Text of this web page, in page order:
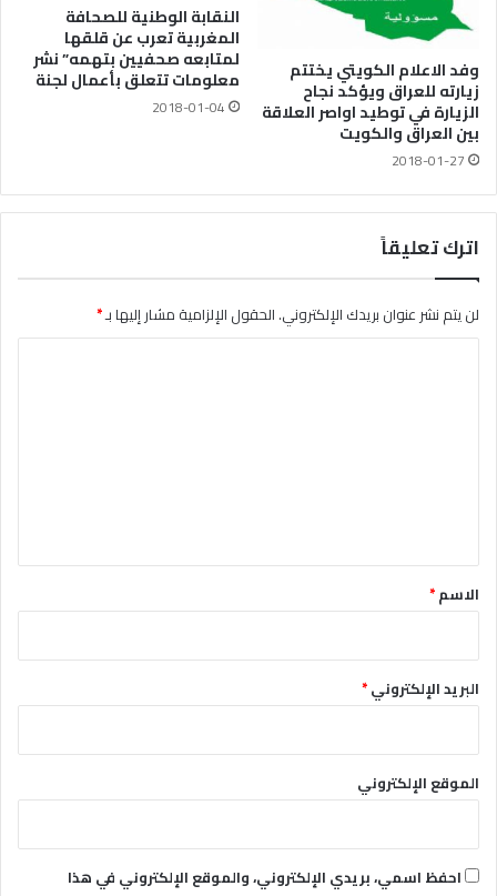
وفد الاعلام الكويتي يختتم
زيارته للعراق ويؤكد نجاح
الزيارة في توطيد اواصر العلاقة
بين العراق والكويت
2018-01-27
النقابة الوطنية للصحافة
المغربية تعرب عن قلقها
لمتابعه صحفيين بتهمه” نشر
معلومات تتعلق بأعمال لجنة
2018-01-04
اترك تعليقاً
لن يتم نشر عنوان بريدك الإلكتروني.الحقول الإلزامية مشار إليها بـ*
*الاسم*
البريد الإلكتروني*
الموقع الإلكتروني
احفظ اسمي، بريدي الإلكتروني، والموقع الإلكتروني في هذا